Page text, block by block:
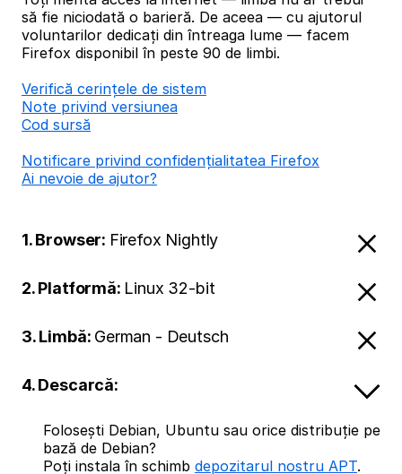
să fie niciodată o barieră. De aceea — cu ajutorul
voluntarilor dedicați din întreaga lume — facem
Firefox disponibil în peste 90 de limbi.
Verifică cerințele de sistem
Note privind versiunea
Cod sursă
Notificare privind confidențialitatea Firefox
Ai nevoie de ajutor?
1. Browser: Firefox Nightly
2. Platformă: Linux 32-bit
3. Limbă: German - Deutsch
4. Descarcă:
Folosești Debian, Ubuntu sau orice distribuție pe
bază de Debian?
Poți instala în schimb depozitarul nostru APT.